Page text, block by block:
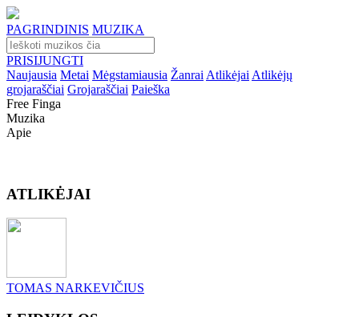
PAGRINDINIS MUZIKA
PRISIJUNGTI
Naujausia Metai Mėgstamiausia Žanrai Atlikėjai Atlikėjų
grojaraščiai Grojaraščiai Paieška
Free Finga
Muzika
Apie
ATLIKĖJAI
TOMAS NARKEVIČIUS